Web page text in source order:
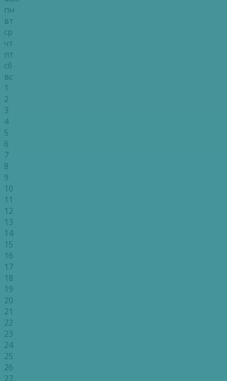
пн
вт
ср
чт
пт
сб
вс
1
2
3
4
5
6
7
8
9
10
11
12
13
14
15
16
17
18
19
20
21
22
23
24
25
26
27